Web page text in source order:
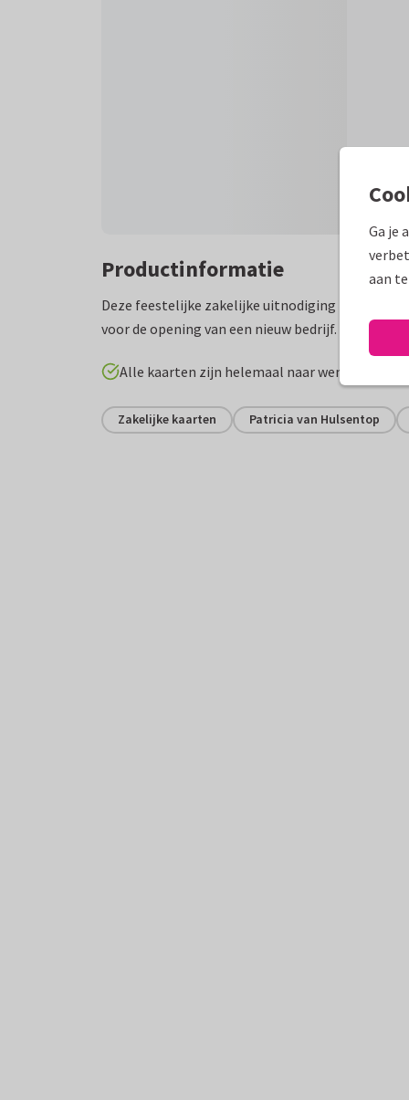
Productinformatie
Deze feestelijke zakelijke uitnodiging zwart met
voor de opening van een nieuw bedrijf. Geen folie!
Alle kaarten zijn helemaal naar wens aan te
Zakelijke kaarten Patricia van Hulsentop
Ga je
aan